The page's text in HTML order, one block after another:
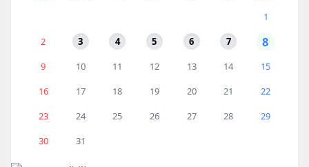
1
2
3 4 5 6 7 8
9 10 11 12 13 14
15
16
17 18 19 20 21
22
23
24 25 26 27 28
29
30
31